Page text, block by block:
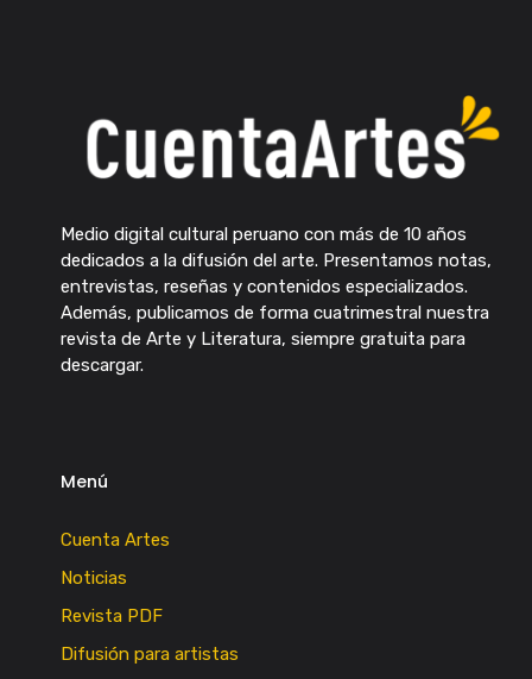
Medio digital cultural peruano con más de 10 años
dedicados a la difusión del arte. Presentamos notas,
entrevistas, reseñas y contenidos especializados.
Además, publicamos de forma cuatrimestral nuestra
revista de Arte y Literatura, siempre gratuita para
descargar.
Menú
Cuenta Artes
Noticias
Revista PDF
Difusión para artistas